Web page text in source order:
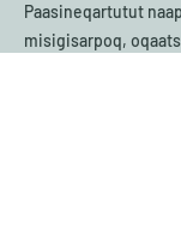
Paasineqartutut
misigisarpoq,